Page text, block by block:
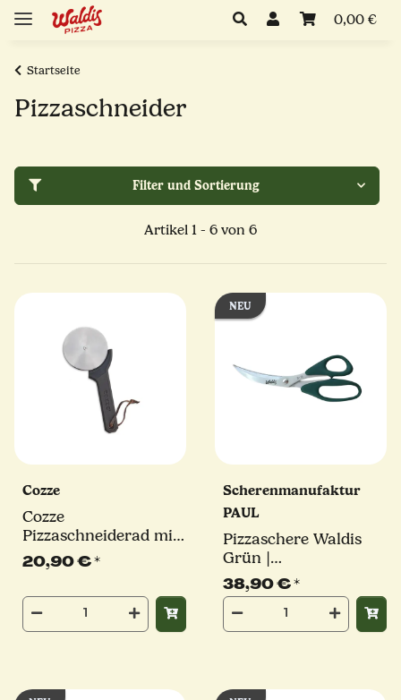
0,00 €
Startseite
Pizzaschneider
Filter und Sortierung
Artikel 1 - 6 von 6
Cozze
Cozze
Pizzaschneiderad mit
Softgrip | Ø110 mm
20,90 €*
NEU
Scherenmanufaktur
PAUL
Pizzaschere Waldis
Grün |
Scherenmanufaktur
PAUL inkl.
Geschenkkarton
38,90 €*